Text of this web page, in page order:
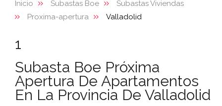
Inicio Subastas Boe
Subastas Viviendas
Proxima-apertura
Valladolid
1
Subasta Boe Próxima
Apertura De Apartamentos
En La Provincia De Valladolid